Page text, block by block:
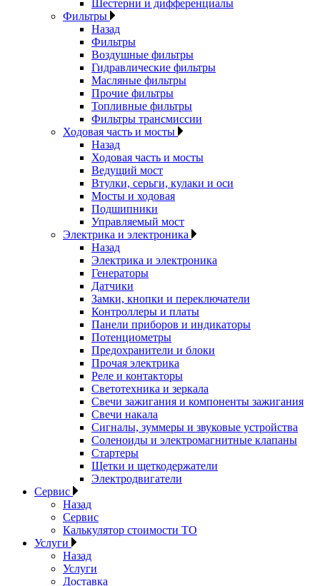
Шестерни и дифференциалы
Фильтры
Назад
Фильтры
Воздушные фильтры
Гидравлические фильтры
Масляные фильтры
Прочие фильтры
Топливные фильтры
Фильтры трансмиссии
Ходовая часть и мосты
Назад
Ходовая часть и мосты
Ведущий мост
Втулки, серьги, кулаки и оси
Мосты и ходовая
Подшипники
Управляемый мост
Электрика и электроника
Назад
Электрика и электроника
Генераторы
Датчики
Замки, кнопки и переключатели
Контроллеры и платы
Панели приборов и индикаторы
Потенциометры
Предохранители и блоки
Прочая электрика
Реле и контакторы
Светотехника и зеркала
Свечи зажигания и компоненты зажигания
Свечи накала
Сигналы, зуммеры и звуковые устройства
Соленоиды и электромагнитные клапаны
Стартеры
Щетки и щеткодержатели
Электродвигатели
Сервис
Назад
Сервис
Калькулятор стоимости ТО
Услуги
Назад
Услуги
Доставка